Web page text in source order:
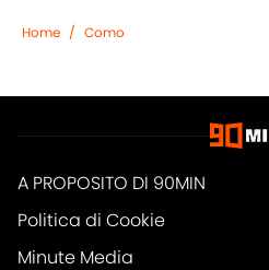
Home / Como
A PROPOSITO DI 90MIN
Politica di Cookie
Minute Media